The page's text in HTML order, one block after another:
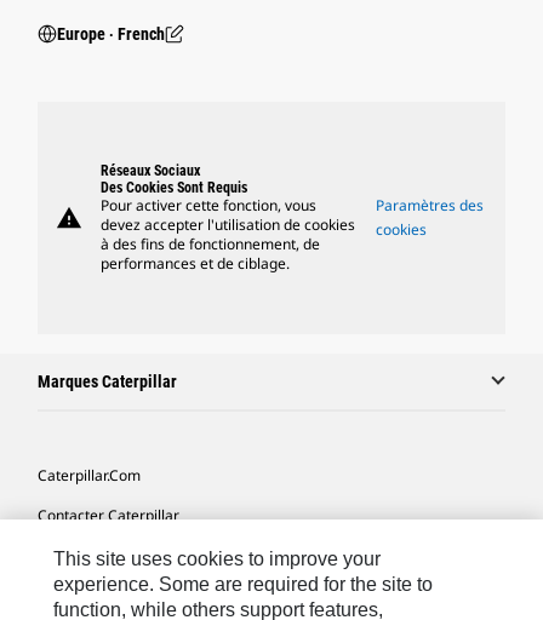
Europe ‧ French
warning
Réseaux Sociaux
Des Cookies Sont Requis
Pour activer cette fonction, vous
devez accepter l'utilisation de cookies
à des fins de fonctionnement, de
performances et de ciblage.
Paramètres des
cookies
Marques Caterpillar
Caterpillar.com
Contacter Caterpillar
Mes Préférences Marketing
Plan Du Site
This site uses cookies to improve your
experience. Some are required for the site to
function, while others support features,